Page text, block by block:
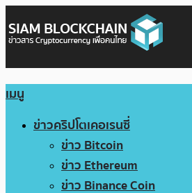
เมนู
ข่าวคริปโตเคอเรนซี่
ข่าว Bitcoin
ข่าว Ethereum
ข่าว Binance Coin